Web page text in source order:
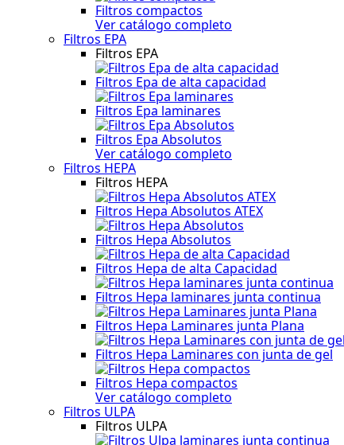
Filtros compactos
Ver catálogo completo
Filtros EPA
Filtros EPA
Filtros Epa de alta capacidad
Filtros Epa laminares
Filtros Epa Absolutos
Ver catálogo completo
Filtros HEPA
Filtros HEPA
Filtros Hepa Absolutos ATEX
Filtros Hepa Absolutos
Filtros Hepa de alta Capacidad
Filtros Hepa laminares junta continua
Filtros Hepa Laminares junta Plana
Filtros Hepa Laminares con junta de gel
Filtros Hepa compactos
Ver catálogo completo
Filtros ULPA
Filtros ULPA